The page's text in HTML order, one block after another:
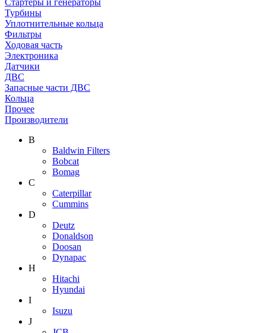
Стартеры и генераторы
Турбины
Уплотнительные кольца
Фильтры
Ходовая часть
Электроника
Датчики
ДВС
Запасные части ДВС
Кольца
Прочее
Производители
B
Baldwin Filters
Bobcat
Bomag
C
Caterpillar
Cummins
D
Deutz
Donaldson
Doosan
Dynapac
H
Hitachi
Hyundai
I
Isuzu
J